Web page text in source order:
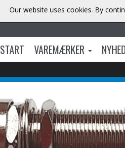
START VAREMÆRKER
Our website uses cookies. By